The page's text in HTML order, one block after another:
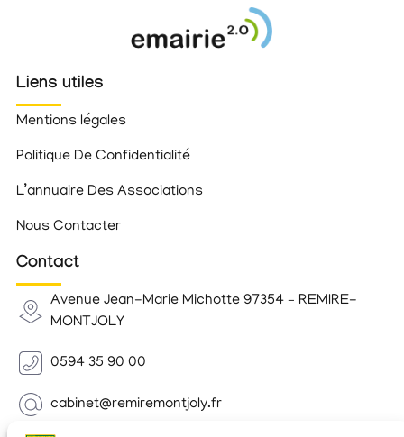
Liens utiles
Mentions légales
Politique De Confidentialité
L’annuaire Des Associations
Nous Contacter
Contact
Avenue Jean-Marie Michotte 97354 – REMIRE-
MONTJOLY
0594 35 90 00
cabinet@remiremontjoly.fr